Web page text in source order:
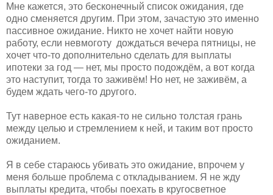
Мне кажется, это бесконечный список ожидания, где
одно сменяется другим. При этом, зачастую это именно
пассивное ожидание. Никто не хочет найти новую
работу, если невмоготу дождаться вечера пятницы, не
хочет что-то дополнительно сделать для выплаты
ипотеки за год — нет, мы просто подождём, а вот когда
это наступит, тогда то заживём! Но нет, не заживём, а
будем ждать чего-то другого.
Тут наверное есть какая-то не сильно толстая грань
между целью и стремлением к ней, и таким вот просто
ожиданием.
Я в себе стараюсь убивать это ожидание, впрочем у
меня больше проблема с откладыванием. Я не жду
выплаты кредита, чтобы поехать в кругосветное